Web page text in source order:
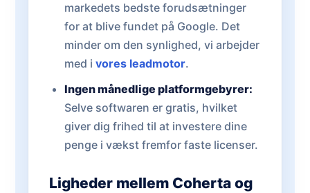
markedets bedste forudsætninger
for at blive fundet på Google. Det
minder om den synlighed, vi arbejder
med i vores leadmotor.
Ingen månedlige platformgebyrer:
Selve softwaren er gratis, hvilket
giver dig frihed til at investere dine
penge i vækst fremfor faste licenser.
Ligheder mellem Coherta og